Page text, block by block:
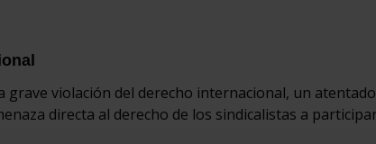
grave violación del derecho internacional, un
directa al derecho de los sindicalistas a